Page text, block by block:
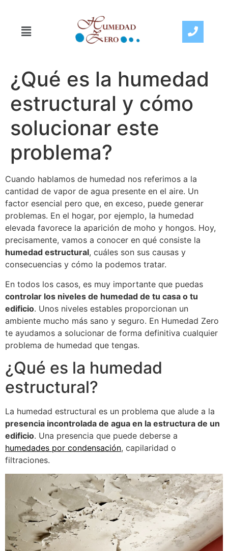
¿Qué es la humedad
estructural y cómo
solucionar este
problema?
Cuando hablamos de humedad nos referimos a la
cantidad de vapor de agua presente en el aire. Un
factor esencial pero que, en exceso, puede generar
problemas. En el hogar, por ejemplo, la humedad
elevada favorece la aparición de moho y hongos. Hoy,
precisamente, vamos a conocer en qué consiste la
humedad estructural, cuáles son sus causas y
consecuencias y cómo la podemos tratar.
En todos los casos, es muy importante que puedas
controlar los niveles de humedad de tu casa o tu
edificio. Unos niveles estables proporcionan un
ambiente mucho más sano y seguro. En Humedad Zero
te ayudamos a solucionar de forma definitiva cualquier
problema de humedad que tengas.
¿Qué es la humedad
estructural?
La humedad estructural es un problema que alude a la
presencia incontrolada de agua en la estructura de un
edificio. Una presencia que puede deberse a
humedades por condensación, capilaridad o
filtraciones.